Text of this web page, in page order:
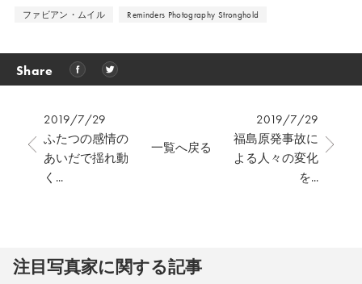
ファビアン・ムイル Reminders Photography Stronghold
Share
2019/7/29
ふたつの感情の
あいだで揺れ動
く...
2019/7/29
福島原発事故に
よる人々の変化
を...
一覧へ戻る
注⽬写真家に関する記事